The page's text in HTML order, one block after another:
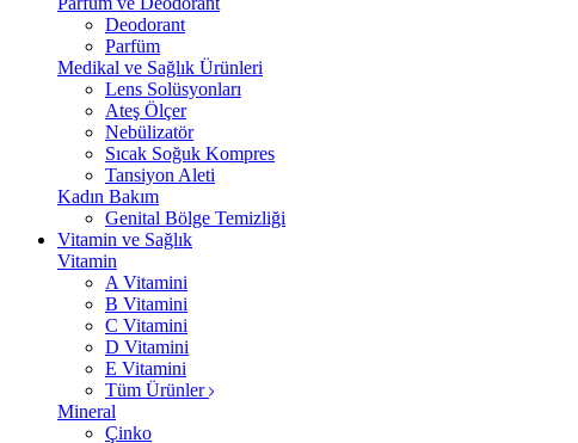
Deodorant
Parfüm
Medikal ve Sağlık Ürünleri
Lens Solüsyonları
Ateş Ölçer
Nebülizatör
Sıcak Soğuk Kompres
Tansiyon Aleti
Kadın Bakım
Genital Bölge Temizliği
Vitamin ve Sağlık
Vitamin
A Vitamini
B Vitamini
C Vitamini
D Vitamini
E Vitamini
Tüm Ürünler
Mineral
Çinko